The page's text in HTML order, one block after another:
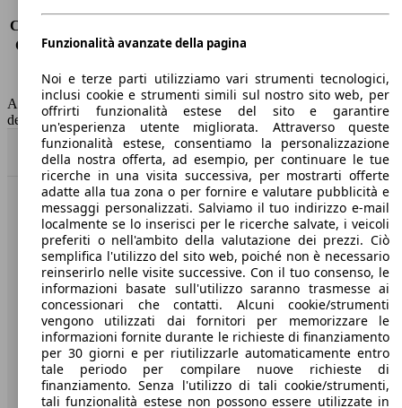
Consumo (extra-urbano)
Consumo (combinato)* 3.3 l/100km
Capacità del serbatoio
93 l
AutoScout24 non si assume alcuna responsabilità per la correttezza
dei dati.
Torna su
Benvenuti su AutoScout24, il mercato auto europeo.
Società
A proposito di AutoScout24
Stampa
Media
Condizioni generali
Funzionalità avanzate della pagina
Noi e terze parti utilizziamo vari strumenti tecnologici,
inclusi cookie e strumenti simili sul nostro sito web, per
offrirti funzionalità estese del sito e garantire
un'esperienza utente migliorata. Attraverso queste
funzionalità estese, consentiamo la personalizzazione
della nostra offerta, ad esempio, per continuare le tue
ricerche in una visita successiva, per mostrarti offerte
adatte alla tua zona o per fornire e valutare pubblicità e
messaggi personalizzati. Salviamo il tuo indirizzo e-mail
localmente se lo inserisci per le ricerche salvate, i veicoli
preferiti o nell'ambito della valutazione dei prezzi. Ciò
semplifica l'utilizzo del sito web, poiché non è necessario
reinserirlo nelle visite successive. Con il tuo consenso, le
informazioni basate sull'utilizzo saranno trasmesse ai
concessionari che contatti. Alcuni cookie/strumenti
vengono utilizzati dai fornitori per memorizzare le
informazioni fornite durante le richieste di finanziamento
per 30 giorni e per riutilizzarle automaticamente entro
tale periodo per compilare nuove richieste di
finanziamento. Senza l'utilizzo di tali cookie/strumenti,
tali funzionalità estese non possono essere utilizzate in